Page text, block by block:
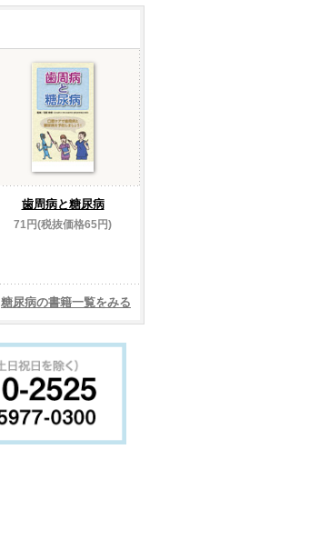
歯周病と糖尿病
71円(税抜価格65円)
糖尿病の書籍一覧をみる